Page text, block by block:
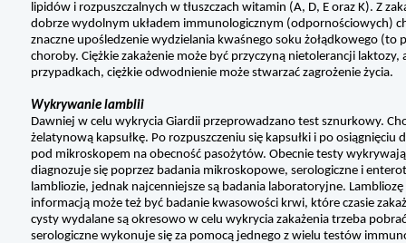
lipidów i rozpuszczalnych w tłuszczach witamin (A, D, E oraz K). Z
dobrze wydolnym układem immunologicznym (odpornościowych)
znaczne upośledzenie wydzielania kwaśnego soku żołądkowego
choroby. Ciężkie zakażenie może być przyczyną nietolerancji
przypadkach, ciężkie odwodnienie może stwarzać zagrożenie życia.
Wykrywanie lamblii
Dawniej w celu wykrycia Giardii przeprowadzano test sznurkowy.
żelatynową kapsułkę. Po rozpuszczeniu się kapsułki i po
pod mikroskopem na obecność pasożytów. Obecnie testy
diagnozuje się poprzez badania mikroskopowe, serologiczne i
lambliozie, jednak najcenniejsze są badania laboratoryjne.
informacją może też być badanie kwasowości krwi, które czasie
cysty wydalane są okresowo w celu wykrycia zakażenia trzeba
serologiczne wykonuje się za pomocą jednego z wielu testów